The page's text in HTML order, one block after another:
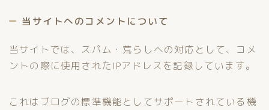
当サイトへのコメントについて
当サイトでは、スパム・荒らしへの対応として、コメ
ントの際に使用されたIPアドレスを記録しています。
これはブログの標準機能としてサポートされている機